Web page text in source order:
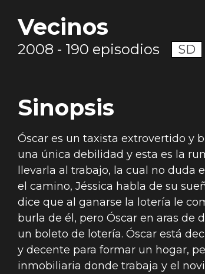
Vecinos
2008 - 190 episodios SD
Sinopsis
Óscar es un taxista extrovertido y
una única debilidad y esta es la
llevarla al trabajo, la cual no duda
el camino, Jéssica habla de su
dice que al ganarse la lotería le
burla de él, pero Óscar en aras de
un boleto de lotería. Óscar está
y decente para formar un hogar,
inmobiliaria donde trabaja y el